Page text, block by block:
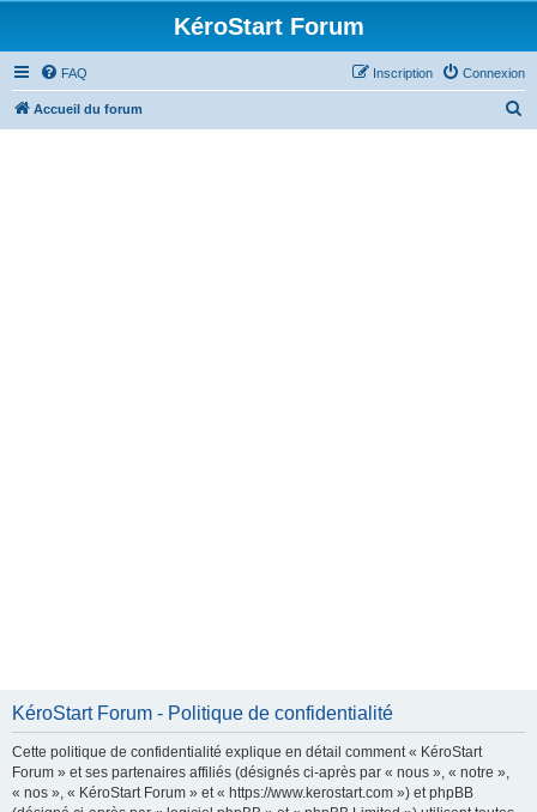
KéroStart Forum
FAQ Connexion
Inscription
Accueil du forum
KéroStart Forum - Politique de confidentialité
Cette politique de confidentialité explique en détail comment « KéroStart
Forum » et ses partenaires affiliés (désignés ci-après par « nous », « notre »,
« nos », « KéroStart Forum » et « https://www.kerostart.com ») et phpBB